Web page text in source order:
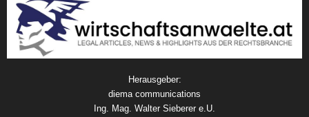
Herausgeber:
diema communications
Ing. Mag. Walter Sieberer e.U.